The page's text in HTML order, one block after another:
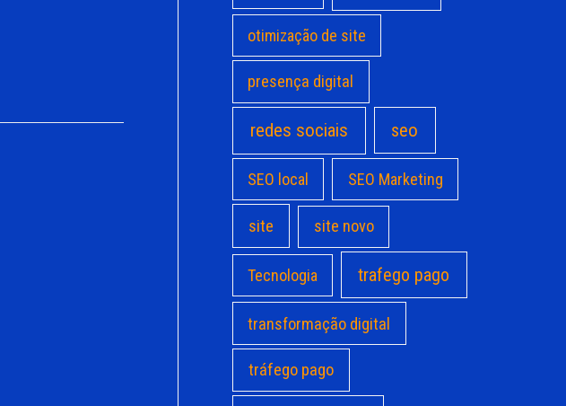
otimização de site
presença digital
redes sociais seo
SEO local SEO Marketing
site site novo
Tecnologia trafego pago
transformação digital
tráfego pago